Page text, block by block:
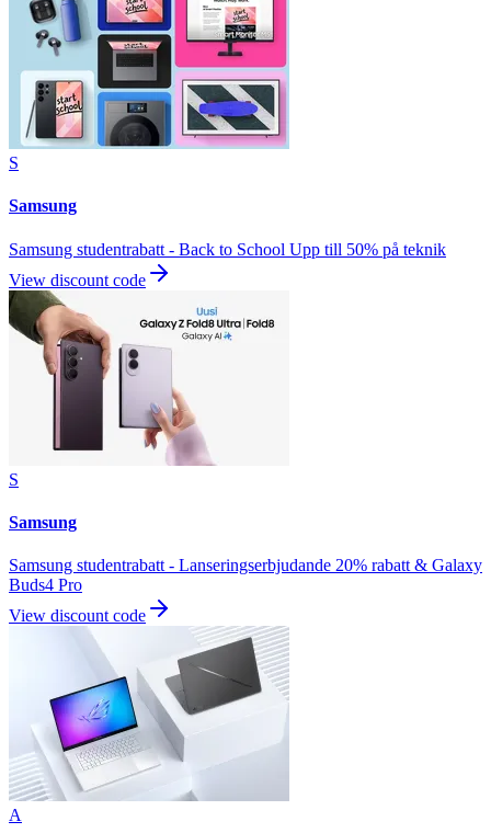
S
Samsung
Samsung studentrabatt - Back to School Upp till 50% på teknik
View discount code
S
Samsung
Samsung studentrabatt - Lanseringserbjudande 20% rabatt & Galaxy
Buds4 Pro
View discount code
A